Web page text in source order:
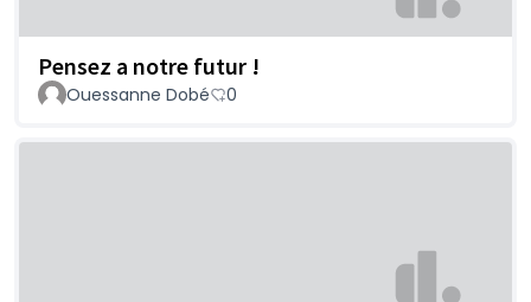
Pensez a notre futur !
Ouessanne Dobé 0